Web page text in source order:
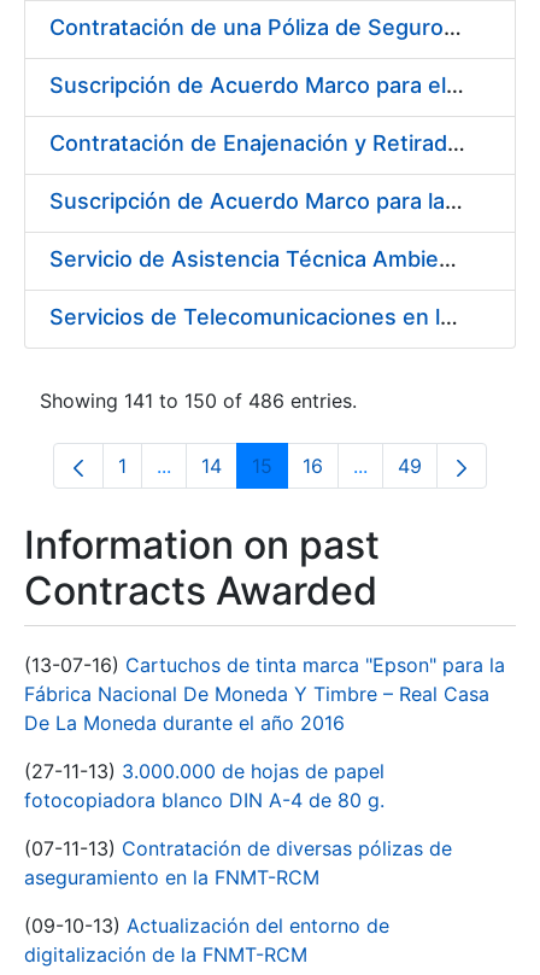
Contratación de una Póliza de Seguro Colectivo de Asistencia Sanitaria
Suscripción de Acuerdo Marco para el Servicio de Visitas a Oficinas de Registro
Contratación de Enajenación y Retirada de Recortes Sobrantes y Desperdicios de Papel Impreso y No Impreso durante el año 2019
Suscripción de Acuerdo Marco para la Contratación de Fabricación de Piezas
Servicio de Asistencia Técnica Ambiental en la FNMT-RCM Burgos
Servicios de Telecomunicaciones en la Fábrica Nacional de Moneda y Timbre - Real Casa de la Moneda
Showing 141 to 150 of 486 entries.
Page
1 ...Intermediate Pages Use TAB to navigate.
Page
14 Page
15 Page
16 ...Intermediate
Page
49
Information on past
Contracts Awarded
(13-07-16) Cartuchos de tinta marca "Epson" para la
Fábrica Nacional De Moneda Y Timbre – Real Casa
De La Moneda durante el año 2016
(27-11-13) 3.000.000 de hojas de papel
fotocopiadora blanco DIN A-4 de 80 g.
(07-11-13) Contratación de diversas pólizas de
aseguramiento en la FNMT-RCM
(09-10-13) Actualización del entorno de
digitalización de la FNMT-RCM